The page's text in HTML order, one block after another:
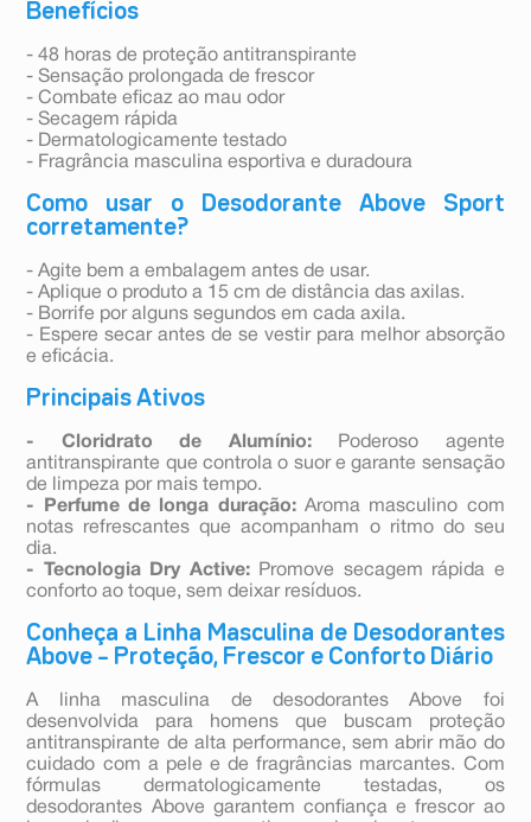
Benefícios
- 48 horas de proteção antitranspirante
- Sensação prolongada de frescor
- Combate eficaz ao mau odor
- Secagem rápida
- Dermatologicamente testado
- Fragrância masculina esportiva e duradoura
Como usar o Desodorante Above Sport
corretamente?
- Agite bem a embalagem antes de usar.
- Aplique o produto a 15 cm de distância das axilas.
- Borrife por alguns segundos em cada axila.
- Espere secar antes de se vestir para melhor absorção
e eficácia.
Principais Ativos
- Cloridrato de Alumínio:Poderoso agente
antitranspirante que controla o suor e garante sensação
de limpeza por mais tempo.
- Perfume de longa duração:Aroma masculino com
notas refrescantes que acompanham o ritmo do seu
dia.
- Tecnologia Dry Active:Promove secagem rápida e
conforto ao toque, sem deixar resíduos.
Conheça a Linha Masculina de Desodorantes
Above – Proteção, Frescor e Conforto Diário
A linha masculina de desodorantes Above foi
desenvolvida para homens que buscam proteção
antitranspirante de alta performance, sem abrir mão do
cuidado com a pele e de fragrâncias marcantes. Com
fórmulas dermatologicamente testadas, os
desodorantes Above garantem confiança e frescor ao